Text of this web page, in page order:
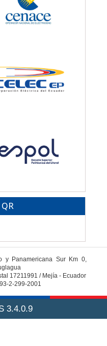
y Panamericana Sur Km 0,
17211991 / Mejía - Ecuador
2-299-2001
3.4.0.9